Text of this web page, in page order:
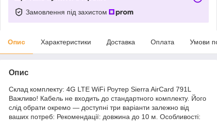
Замовлення під захистом
Опис Характеристики Доставка Оплата Умови
Опис
Склад комплекту: 4G LTE WiFi Роутер Sierra AirCard 791L
Важливо! Кабель не входить до стандартного комплекту. Його
слід обрати окремо — доступні три варіанти залежно від
ваших потреб: Рекомендації: довжина до 10 м. Особливості: